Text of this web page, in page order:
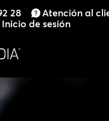
28
Atención al
Inicio de sesión